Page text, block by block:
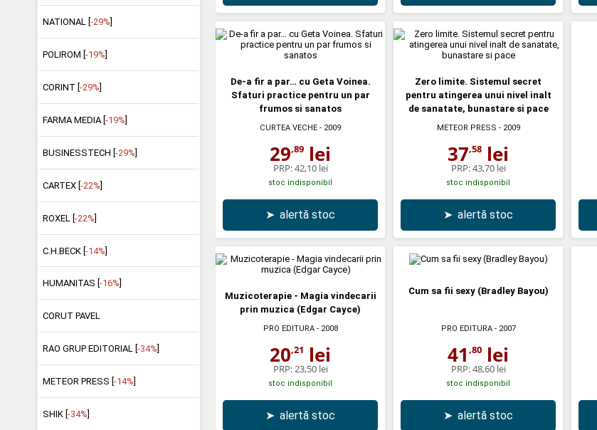
NATIONAL [ -29%
POLIROM [ -19%
CORINT [ -29%
FARMA MEDIA [ -19%
BUSINESSTECH [ -29%
CARTEX [ -22%
ROXEL [-22%]
C.H.BECK [-14%]
HUMANITAS [ -16%
CORUT PAVEL
RAO GRUP EDITORIAL [ -34%
METEOR PRESS [ -14%
SHIK [ -34%
De-a fir a par… cu Geta Voinea.
Sfaturi practice pentru un par
frumos si sanatos
CURTEA VECHE - 2009
29,89 lei
PRP:42,10 lei
stoc indisponibil
➤ alertă stoc
Zero limite. Sistemul secret
pentru atingerea unui nivel inalt
de sanatate, bunastare si pace
METEOR PRESS - 2009
37,58 lei
PRP:43,70 lei
stoc indisponibil
➤ alertă stoc
Muzicoterapie - Magia vindecarii
prin muzica (Edgar Cayce)
PRO EDITURA- 2008
20,21 lei
PRP:23,50 lei
stoc indisponibil
➤ alertă stoc
Cum sa fii sexy (Bradley Bayou)
PRO EDITURA- 2007
41 ,80 lei
PRP:48,60 lei
stoc indisponibil
➤ alertă stoc